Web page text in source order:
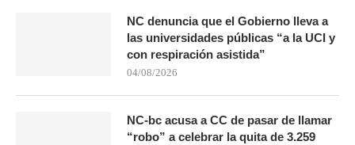
NC denuncia que el Gobierno lleva a
las universidades públicas “a la UCI y
con respiración asistida”
04/08/2026
NC-bc acusa a CC de pasar de llamar
“robo” a celebrar la quita de 3.259